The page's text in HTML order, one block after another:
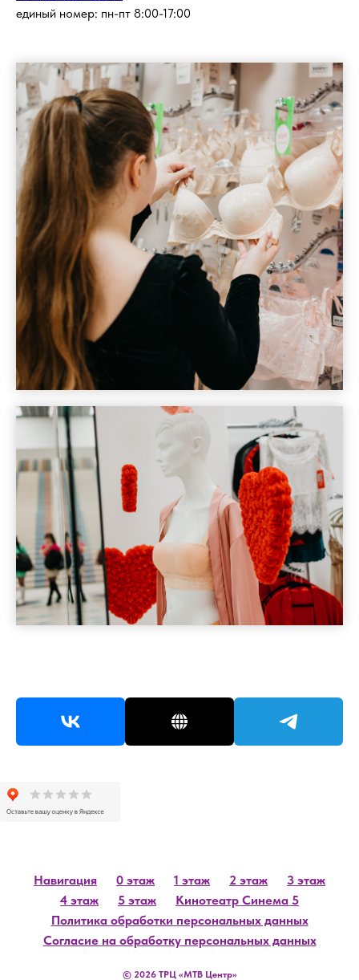
единый номер: пн-пт 8:00-17:00
Навигация 0 этаж 1 этаж 2 этаж
3 этаж
4 этаж
5 этаж
Кинотеатр Синема 5
Политика обработки персональных данных
Согласие на обработку персональных данных
© 2026 ТРЦ «МТВ Центр»